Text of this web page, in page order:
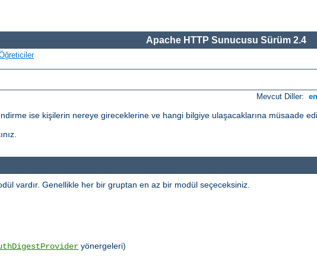
Apache HTTP Sunucusu Sürüm 2.4
Mevcut Diller: en
ise kişilerin nereye gireceklerine ve hangi bilgiye ulaşacaklarına müsaade
vardır. Genellikle her bir gruptan en az bir modül seçeceksiniz.
yönergeleri)